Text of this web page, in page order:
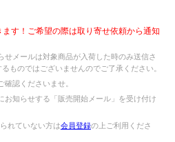
す！ご希望の際は取り寄せ依頼から通知
せメールは対象商品が入荷した時のみ送信さ
ものではございませんのでご了承ください。
確認くださいませ。
お知らせする「販売開始メール」を受け付け
れていない方は会員登録の上ご利用くださ